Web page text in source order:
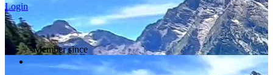
Login
Member since